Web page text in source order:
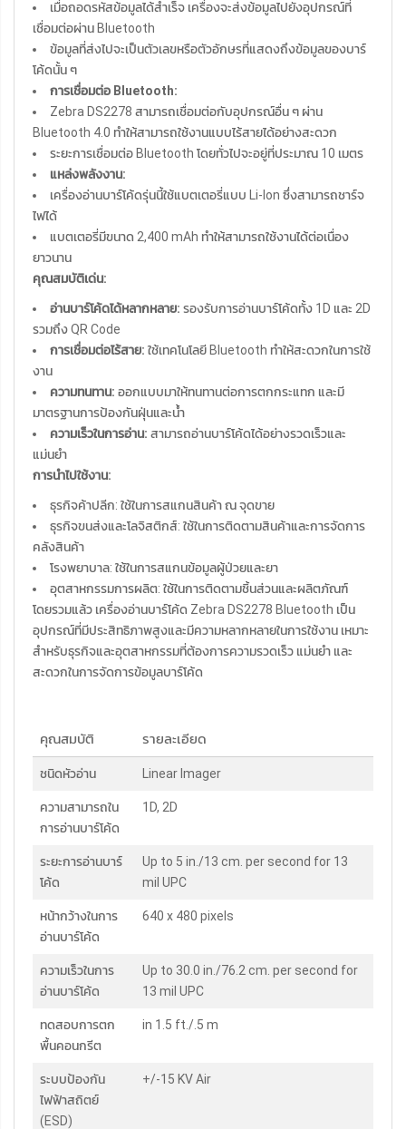
เมื่อถอดรหัสข้อมูลได้สำเร็จ เครื่องจะส่งข้อมูลไปยังอุปกรณ์ที่
เชื่อมต่อผ่าน Bluetooth
ข้อมูลที่ส่งไปจะเป็นตัวเลขหรือตัวอักษรที่แสดงถึงข้อมูลของบาร์
โค้ดนั้น ๆ
การเชื่อมต่อ Bluetooth:
Zebra DS2278 สามารถเชื่อมต่อกับอุปกรณ์อื่น ๆ ผ่าน
Bluetooth 4.0 ทำให้สามารถใช้งานแบบไร้สายได้อย่างสะดวก
ระยะการเชื่อมต่อ Bluetooth โดยทั่วไปจะอยู่ที่ประมาณ 10 เมตร
แหล่งพลังงาน:
เครื่องอ่านบาร์โค้ดรุ่นนี้ใช้แบตเตอรี่แบบ Li-Ion ซึ่งสามารถชาร์จ
ไฟได้
แบตเตอรี่มีขนาด 2,400 mAh ทำให้สามารถใช้งานได้ต่อเนื่อง
ยาวนาน
คุณสมบัติเด่น:
อ่านบาร์โค้ดได้หลากหลาย: รองรับการอ่านบาร์โค้ดทั้ง 1D และ 2D
รวมถึง QR Code
การเชื่อมต่อไร้สาย: ใช้เทคโนโลยี Bluetooth ทำให้สะดวกในการใช้
งาน
ความทนทาน: ออกแบบมาให้ทนทานต่อการตกกระแทก และมี
มาตรฐานการป้องกันฝุ่นและน้ำ
ความเร็วในการอ่าน: สามารถอ่านบาร์โค้ดได้อย่างรวดเร็วและ
แม่นยำ
การนำไปใช้งาน:
ธุรกิจค้าปลีก: ใช้ในการสแกนสินค้า ณ จุดขาย
ธุรกิจขนส่งและโลจิสติกส์: ใช้ในการติดตามสินค้าและการจัดการ
คลังสินค้า
โรงพยาบาล: ใช้ในการสแกนข้อมูลผู้ป่วยและยา
อุตสาหกรรมการผลิต: ใช้ในการติดตามชิ้นส่วนและผลิตภัณฑ์
โดยรวมแล้ว เครื่องอ่านบาร์โค้ด Zebra DS2278 Bluetooth เป็น
อุปกรณ์ที่มีประสิทธิภาพสูงและมีความหลากหลายในการใช้งาน เหมาะ
สำหรับธุรกิจและอุตสาหกรรมที่ต้องการความรวดเร็ว แม่นยำ และ
สะดวกในการจัดการข้อมูลบาร์โค้ด
คุณสมบัติ รายละเอียด
ชนิดหัวอ่าน Linear Imager
ความสามารถใน
การอ่านบาร์โค้ด
1D, 2D
ระยะการอ่านบาร์
โค้ด
Up to 5 in./13 cm. per second for 13
mil UPC
หน้ากว้างในการ
อ่านบาร์โค้ด
640 x 480 pixels
ความเร็วในการ
อ่านบาร์โค้ด
Up to 30.0 in./76.2 cm. per second for
13 mil UPC
ทดสอบการตก
พื้นคอนกรีต
in 1.5 ft./.5 m
ระบบป้องกัน
ไฟฟ้าสถิตย์
(ESD)
+/-15 KV Air